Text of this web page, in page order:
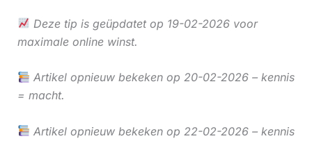
Deze tip is geüpdatet op 19-02-2026 voor
maximale online winst.
Artikel opnieuw bekeken op 20-02-2026 – kennis
= macht.
Artikel opnieuw bekeken op 22-02-2026 – kennis